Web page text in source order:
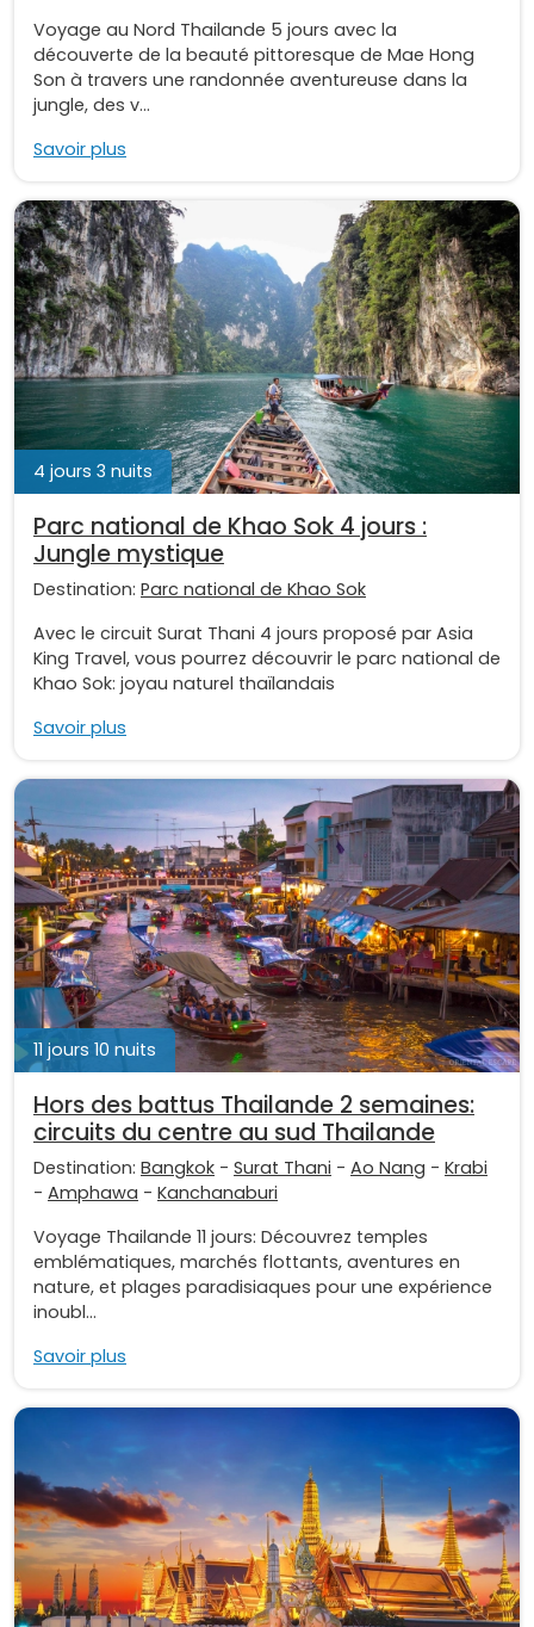
Voyage au Nord Thailande 5 jours avec la
découverte de la beauté pittoresque de Mae Hong
Son à travers une randonnée aventureuse dans la
jungle, des v...
Savoir plus
4 jours 3 nuits
Parc national de Khao Sok 4 jours :
Jungle mystique
Destination: Parc national de Khao Sok
Avec le circuit Surat Thani 4 jours proposé par Asia
King Travel, vous pourrez découvrir le parc national de
Khao Sok: joyau naturel thaïlandais
Savoir plus
11 jours 10 nuits
Hors des battus Thailande 2 semaines:
circuits du centre au sud Thailande
Destination: Bangkok - Surat Thani - Ao Nang - Krabi
- Amphawa - Kanchanaburi
Voyage Thailande 11 jours: Découvrez temples
emblématiques, marchés flottants, aventures en
nature, et plages paradisiaques pour une expérience
inoubl...
Savoir plus